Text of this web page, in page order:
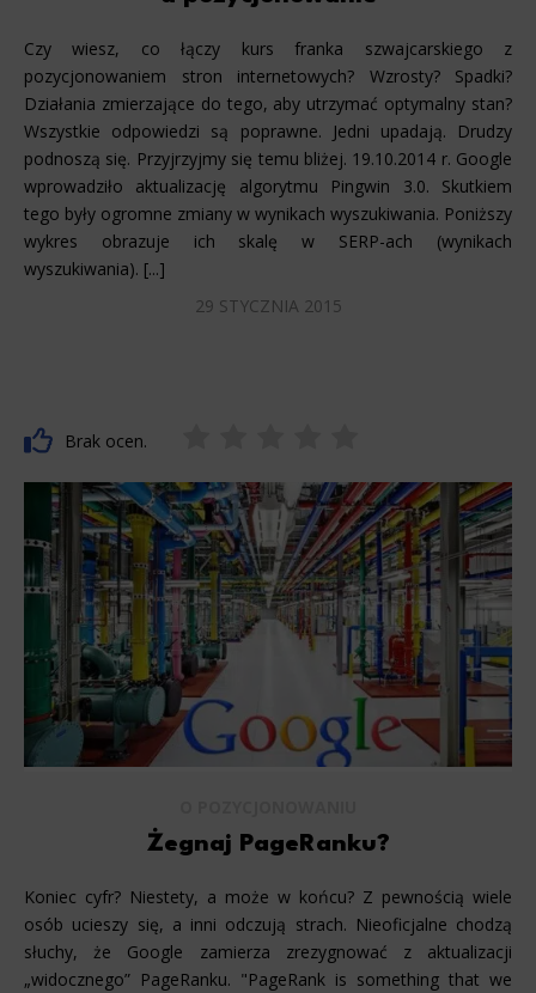
Czy wiesz, co łączy kurs franka szwajcarskiego z
pozycjonowaniem stron internetowych? Wzrosty? Spadki?
Działania zmierzające do tego, aby utrzymać optymalny stan?
Wszystkie odpowiedzi są poprawne. Jedni upadają. Drudzy
podnoszą się. Przyjrzyjmy się temu bliżej. 19.10.2014 r. Google
wprowadziło aktualizację algorytmu Pingwin 3.0. Skutkiem
tego były ogromne zmiany w wynikach wyszukiwania. Poniższy
wykres obrazuje ich skalę w SERP-ach (wynikach
wyszukiwania). [...]
29 STYCZNIA 2015
Brak ocen.
Żegnaj PageRanku?
Koniec cyfr? Niestety, a może w końcu? Z pewnością wiele
osób ucieszy się, a inni odczują strach. Nieoficjalne chodzą
słuchy, że Google zamierza zrezygnować z aktualizacji
„widocznego” PageRanku. "PageRank is something that we